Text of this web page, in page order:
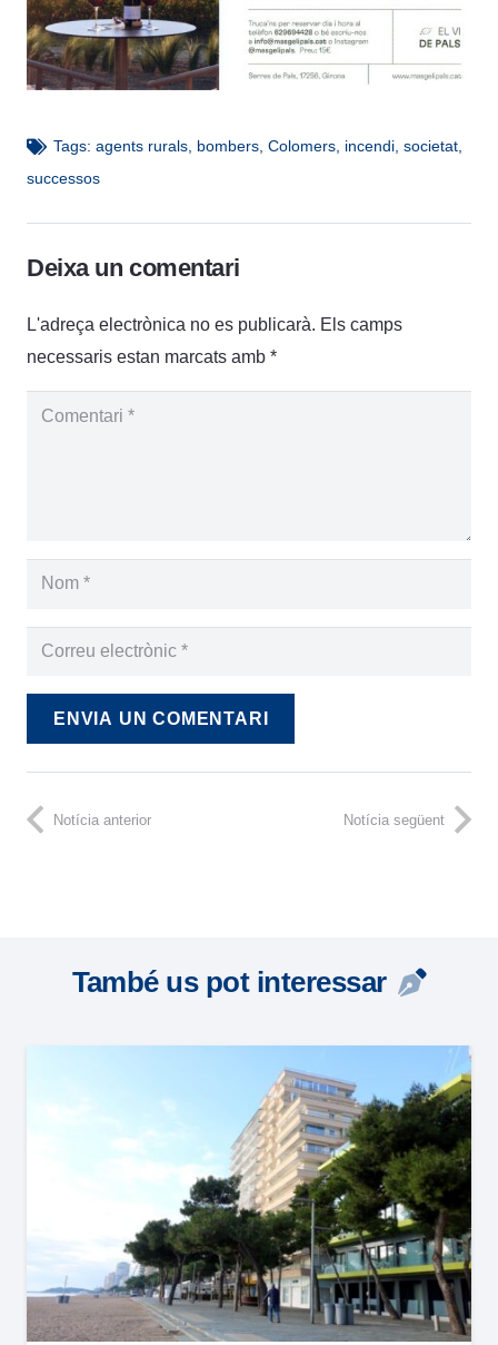
Tags: agents rurals, bombers, Colomers, incendi, societat,
successos
Deixa un comentari
L'adreça electrònica no es publicarà. Els camps
necessaris estan marcats amb *
ENVIA UN COMENTARI
Notícia anterior Notícia següent
També us pot interessar